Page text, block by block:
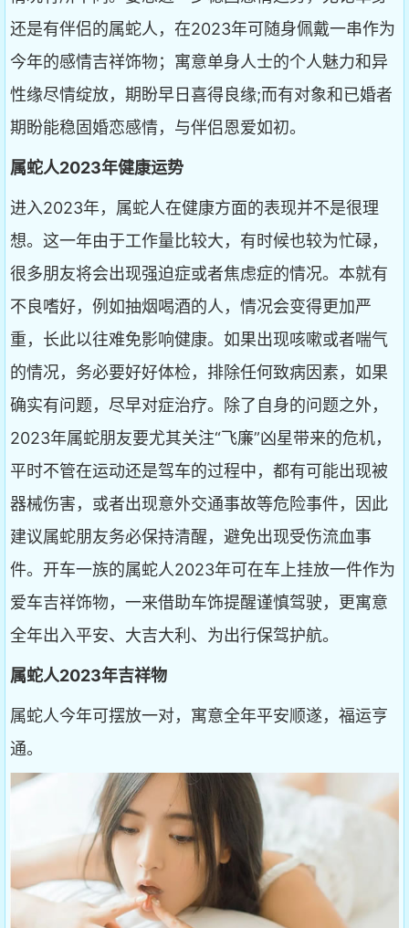
还是有伴侣的属蛇人，在2023年可随身佩戴一串作为
今年的感情吉祥饰物；寓意单身人士的个人魅力和异
性缘尽情绽放，期盼早日喜得良缘;而有对象和已婚者
期盼能稳固婚恋感情，与伴侣恩爱如初。
属蛇人2023年健康运势
进入2023年，属蛇人在健康方面的表现并不是很理
想。这一年由于工作量比较大，有时候也较为忙碌，
很多朋友将会出现强迫症或者焦虑症的情况。本就有
不良嗜好，例如抽烟喝酒的人，情况会变得更加严
重，长此以往难免影响健康。如果出现咳嗽或者喘气
的情况，务必要好好体检，排除任何致病因素，如果
确实有问题，尽早对症治疗。除了自身的问题之外，
2023年属蛇朋友要尤其关注“飞廉”凶星带来的危机，
平时不管在运动还是驾车的过程中，都有可能出现被
器械伤害，或者出现意外交通事故等危险事件，因此
建议属蛇朋友务必保持清醒，避免出现受伤流血事
件。开车一族的属蛇人2023年可在车上挂放一件作为
爱车吉祥饰物，一来借助车饰提醒谨慎驾驶，更寓意
全年出入平安、大吉大利、为出行保驾护航。
属蛇人2023年吉祥物
属蛇人今年可摆放一对，寓意全年平安顺遂，福运亨
通。